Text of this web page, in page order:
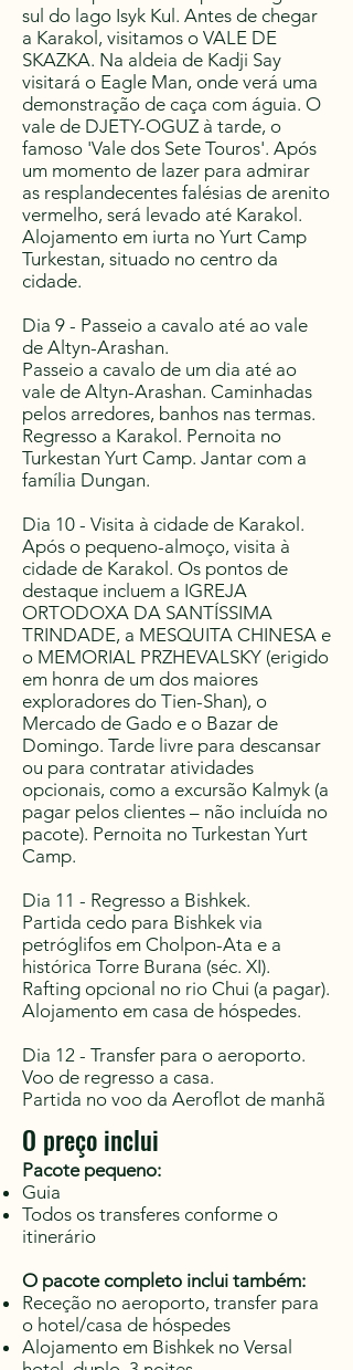
sul do lago Isyk Kul. Antes de chegar
a Karakol, visitamos o VALE DE
SKAZKA. Na aldeia de Kadji Say
visitará o Eagle Man, onde verá uma
demonstração de caça com águia. O
vale de DJETY-OGUZ à tarde, o
famoso 'Vale dos Sete Touros'. Após
um momento de lazer para admirar
as resplandecentes falésias de arenito
vermelho, será levado até Karakol.
Alojamento em iurta no Yurt Camp
Turkestan, situado no centro da
cidade.
Dia 9 - Passeio a cavalo até ao vale
de Altyn-Arashan.
Passeio a cavalo de um dia até ao
vale de Altyn-Arashan. Caminhadas
pelos arredores, banhos nas termas.
Regresso a Karakol. Pernoita no
Turkestan Yurt Camp. Jantar com a
família Dungan.
Dia 10 - Visita à cidade de Karakol.
Após o pequeno-almoço, visita à
cidade de Karakol. Os pontos de
destaque incluem a IGREJA
ORTODOXA DA SANTÍSSIMA
TRINDADE, a MESQUITA CHINESA e
o MEMORIAL PRZHEVALSKY (erigido
em honra de um dos maiores
exploradores do Tien-Shan), o
Mercado de Gado e o Bazar de
Domingo. Tarde livre para descansar
ou para contratar atividades
opcionais, como a excursão Kalmyk (a
pagar pelos clientes – não incluída no
pacote). Pernoita no Turkestan Yurt
Camp.
Dia 11 - Regresso a Bishkek.
Partida cedo para Bishkek via
petróglifos em Cholpon-Ata e a
histórica Torre Burana (séc. XI).
Rafting opcional no rio Chui (a pagar).
Alojamento em casa de hóspedes.
Dia 12 - Transfer para o aeroporto.
Voo de regresso a casa.
Partida no voo da Aeroflot de manhã
O preço inclui
Pacote pequeno:
Guia
Todos os transferes conforme o
itinerário
O pacote completo inclui também:
Receção no aeroporto, transfer para
o hotel/casa de hóspedes
Alojamento em Bishkek no Versal